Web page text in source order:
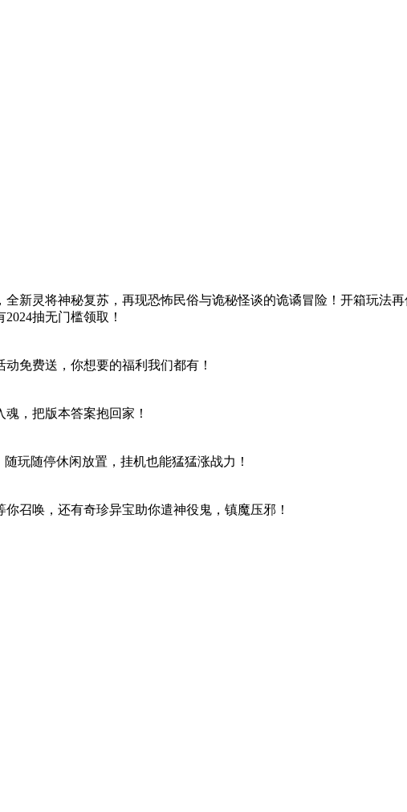
新灵将神秘复苏，再现恐怖民俗与诡秘怪谈的诡谲冒险！开箱玩法
抽无门槛领取！
免费送，你想要的福利我们都有！
，把版本答案抱回家！
玩随停休闲放置，挂机也能猛猛涨战力！
召唤，还有奇珍异宝助你遣神役鬼，镇魔压邪！